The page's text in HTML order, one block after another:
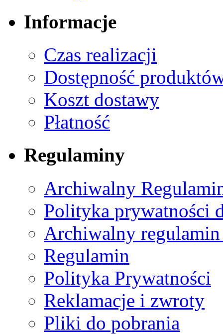
Informacje
Czas realizacji
Dostępność
Koszt dostawy
Płatność
Regulaminy
Archiwalny
Polityka prywatności
Archiwalny
Regulamin
Polityka Prywatności
Reklamacje i zwroty
Pliki do pobrania